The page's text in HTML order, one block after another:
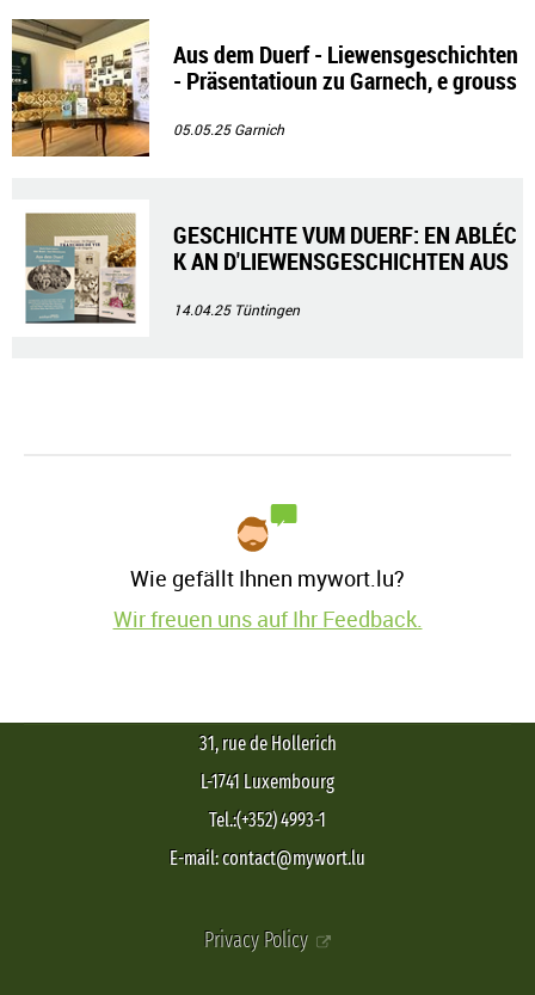
Aus dem Duerf - Liewensgeschichten
- Präsentatioun zu Garnech, e grouss
05.05.25Garnich
GESCHICHTE VUM DUERF: EN ABLÉC
K AN D'LIEWENSGESCHICHTEN AUS
14.04.25 Tüntingen
Wie gefällt Ihnen mywort.lu?
Wir freuen uns auf Ihr Feedback.
31, rue de Hollerich
L-1741 Luxembourg
Tel.:(+352) 4993-1
E-mail: contact@mywort.lu
Privacy Policy